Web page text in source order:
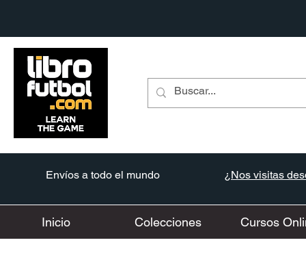
Envíos a todo el mundo ¿Nos visitas
Inicio Colecciones Cursos